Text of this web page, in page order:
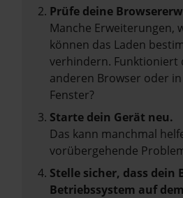
Prüfe deine
Manche Erweiterungen,
können das Laden
verhindern. Funktioniert
anderen Browser oder
Fenster?
Starte dein Gerät neu.
Das kann manchmal
vorübergehende
Stelle sicher, dass dein
Betriebssystem auf